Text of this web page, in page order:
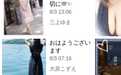
切に🫶✨
8/3 13:06
三上ゆま
おはようござい
ます
8/3 07:16
大原こずえ